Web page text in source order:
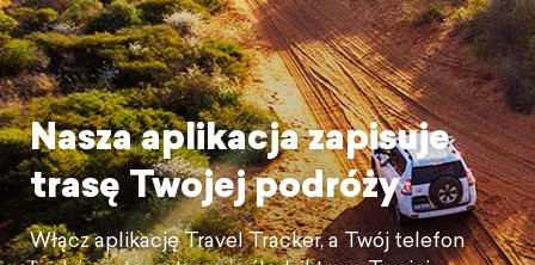
Nasza aplikacja zapisuje
trasę Twojej podróży
Włącz aplikację Travel Tracker, a Twój telefon